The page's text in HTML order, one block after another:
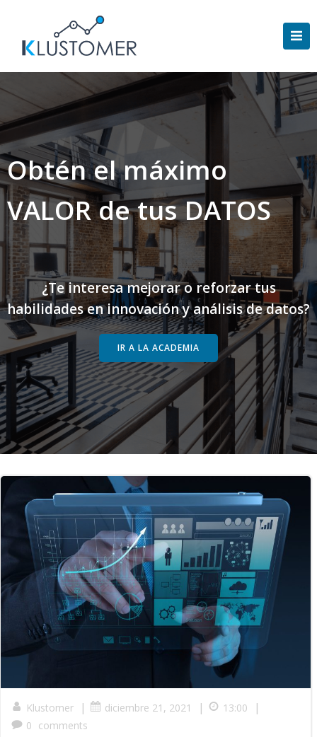
Obtén el máximo
VALOR de tus DATOS
¿Te interesa mejorar o reforzar tus
habilidades en innovación y análisis de datos?
IR A LA ACADEMIA
Klustomer | diciembre 21, 2021 | 13:00 |
0 comments